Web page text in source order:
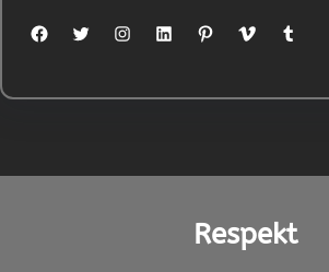
Facebook Twitter Instagram LinkedIn Pinterest Vimeo Tumblr
Respekt